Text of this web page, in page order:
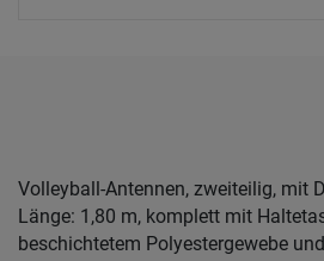
Volleyball-Antennen, zweiteilig, mit
Länge: 1,80 m, komplett mit
beschichtetem Polyestergewebe